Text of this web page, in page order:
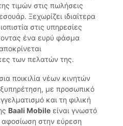
τιμών στις πωλήσεις
Ξεχωρίζει ιδιαίτερα
στις υπηρεσίες
ένα ευρύ φάσμα
των πελατών της.
ποικιλία νέων κινητών
με προσωπικό
και τη φιλική
Baali Mobile είναι γνωστό
αφοσίωση στην εύρεση